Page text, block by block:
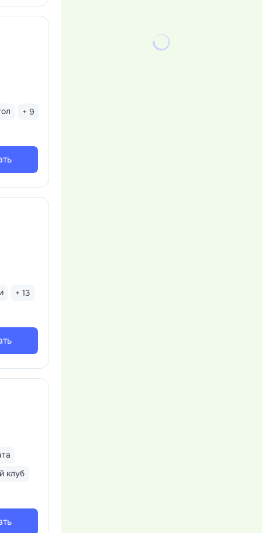
+ 9
+ 13
клуб